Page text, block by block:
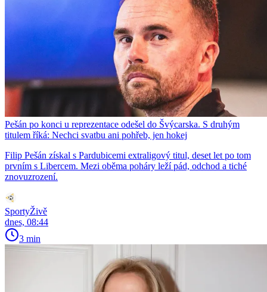
Pešán po konci u reprezentace odešel do Švýcarska. S druhým
titulem říká: Nechci svatbu ani pohřeb, jen hokej
Filip Pešán získal s Pardubicemi extraligový titul, deset let po tom
prvním s Libercem. Mezi oběma poháry leží pád, odchod a tiché
znovuzrození.
SportyŽivě
dnes, 08:44
3 min